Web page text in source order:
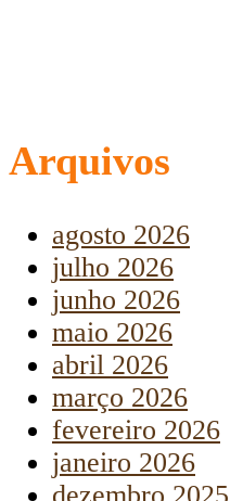
Arquivos
agosto 2026
julho 2026
junho 2026
maio 2026
abril 2026
março 2026
fevereiro 2026
janeiro 2026
dezembro 2025